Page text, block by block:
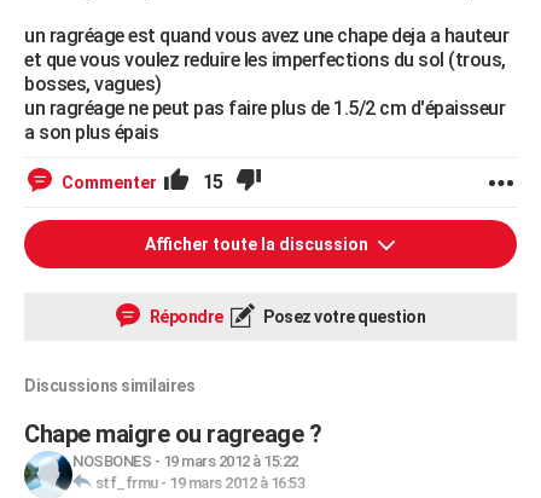
un ragréage est quand vous avez une chape deja a hauteur
et que vous voulez reduire les imperfections du sol (trous,
bosses, vagues)
un ragréage ne peut pas faire plus de 1.5/2 cm d'épaisseur
a son plus épais
Commenter 15
Afficher toute la discussion
Répondre Posez votre question
Discussions similaires
Chape maigre ou ragreage ?
NOSBONES - 19 mars 2012 à 15:22
stf_frmu- 19 mars 2012 à 16:53